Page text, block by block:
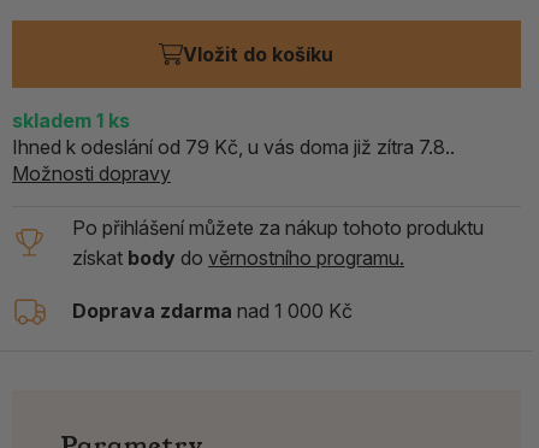
Vložit do košíku
skladem 1 ks
Ihned k odeslání od 79 Kč, u vás doma již zítra 7.8..
Možnosti dopravy
Po přihlášení můžete za nákup tohoto produktu
získat body do věrnostního programu.
Doprava zdarma nad 1 000 Kč